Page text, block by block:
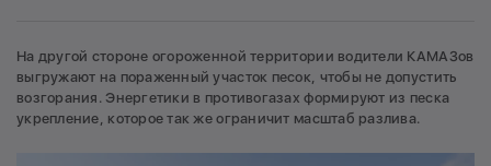
На другой стороне огороженной территории водители КАМАЗов
выгружают на пораженный участок песок, чтобы не допустить
возгорания. Энергетики в противогазах формируют из песка
укрепление, которое так же ограничит масштаб разлива.